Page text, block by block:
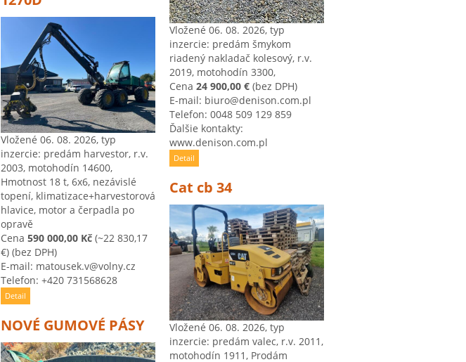
Vložené 06. 08. 2026, typ
inzercie: predám harvestor, r.v.
2003, motohodín 14600,
Hmotnost 18 t, 6x6, nezávislé
topení, klimatizace+harvestorová
hlavice, motor a čerpadla po
opravě
Cena 590 000,00 Kč (~22 830,17
€) (bez DPH)
E-mail: matousek.v@volny.cz
Telefon: +420 731568628
Detail
NOVÉ GUMOVÉ PÁSY
Vložené 06. 08. 2026, typ
inzercie: predám šmykom
riadený nakladač kolesový, r.v.
2019, motohodín 3300,
Cena 24 900,00 € (bez DPH)
E-mail: biuro@denison.com.pl
Telefon: 0048 509 129 859
Ďalšie kontakty:
www.denison.com.pl
Detail
Cat cb 34
Vložené 06. 08. 2026, typ
inzercie: predám valec, r.v. 2011,
motohodín 1911, Prodám